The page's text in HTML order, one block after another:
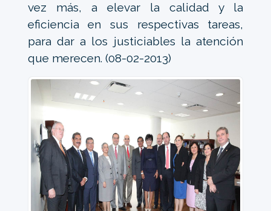
vez más, a elevar la calidad y la
eficiencia en sus respectivas tareas,
para dar a los justiciables la atención
que merecen. (08-02-2013)